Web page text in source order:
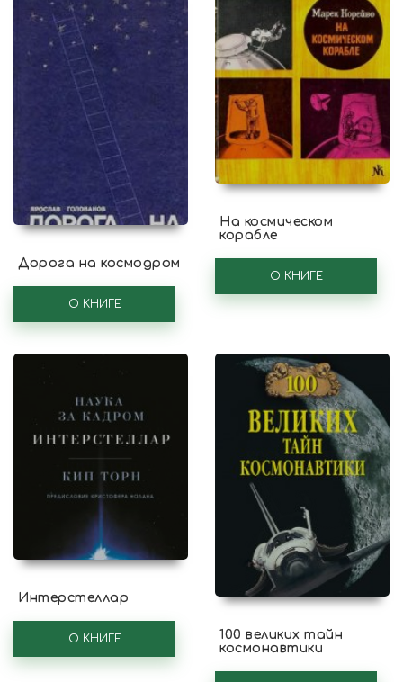
Дорога на космодром
О КНИГЕ
На космическом
корабле
О КНИГЕ
Интерстеллар
О КНИГЕ
100 великих тайн
космонавтики